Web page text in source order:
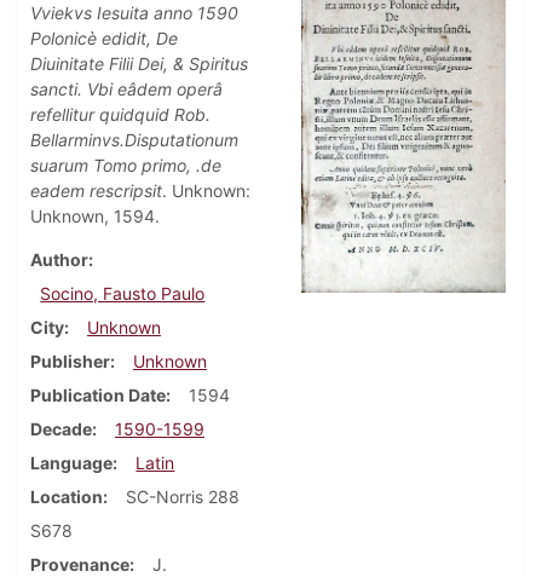
Vviekvs Iesuita anno 1590
Polonicè edidit, De
Diuinitate Filii Dei, & Spiritus
sancti. Vbi eâdem operâ
refellitur quidquid Rob.
Bellarminvs.Disputationum
suarum Tomo primo, .de
eadem rescripsit. Unknown:
Unknown, 1594.
Author
Socino, Fausto Paulo
City
Unknown
Publisher
Unknown
Publication Date
1594
Decade
1590-1599
Language
Latin
Location
SC-Norris 288
S678
Provenance
J.